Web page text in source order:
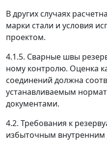
В других случаях
марки стали и условия
проектом.
4.1.5. Сварные швы
ному контролю. Оценка
соединений должна
устанавливаемым
документами.
4.2. Требования к
избыточным внутренним